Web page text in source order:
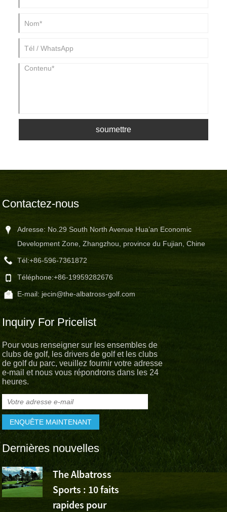
soumettre
Contactez-nous
Adresse: No.29 South North Avenue Hua’an Economic
Development Zone, Zhangzhou, province du Fujian, Chine
Tél:+86-596-7361872
Téléphone:+86-19959282676
E-mail: jecin@the-albatross-golf.com
Inquiry For Pricelist
Pour vous renseigner sur les ensembles de
clubs de golf, les drivers de golf et les clubs
de golf du parc, veuillez fournir votre adresse
e-mail et nous vous répondrons dans les 24
heures.
Dernières nouvelles
The Albatross
Sports : 10 faits
rapides pour
L’Albatross